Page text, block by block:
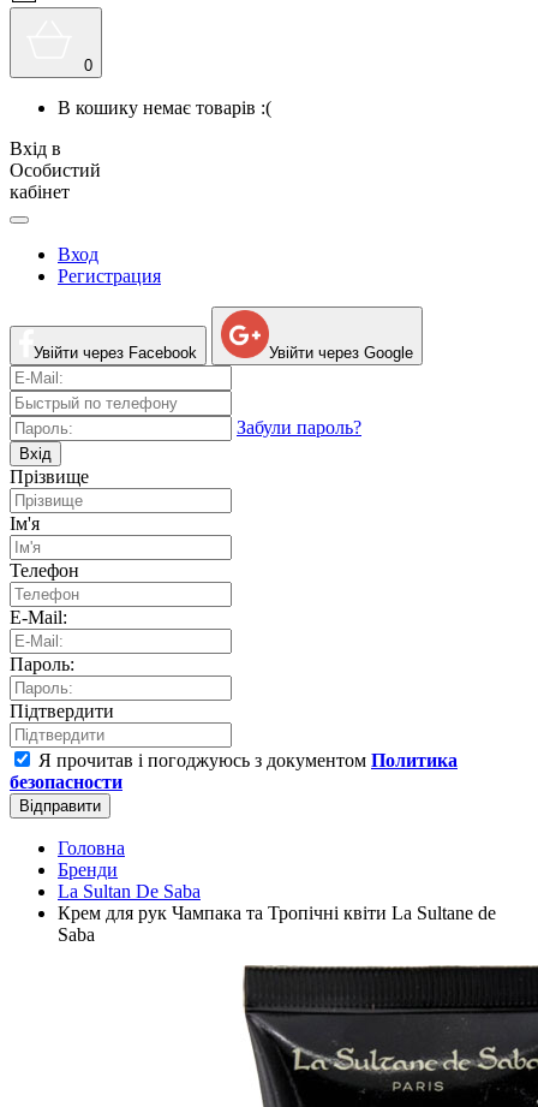
0
В кошику немає товарів :(
Вхід в
Особистий
кабінет
Вход
Регистрация
Увійти через Facebook Увійти через Google
Забули пароль?
Вхід
Прізвище
Ім'я
Телефон
E-Mail:
Пароль:
Підтвердити
Я прочитав і погоджуюсь з документом Политика
безопасности
Відправити
Головна
Бренди
La Sultan De Saba
Крем для рук Чампака та Тропічні квіти La Sultane de
Saba